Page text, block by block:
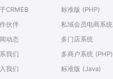
CRMEB
伙伴
动态
我们
我们
标准版 (PHP)
私域会员电商系统
多门店系统
多商户系统 (PHP)
标准版 (Java)